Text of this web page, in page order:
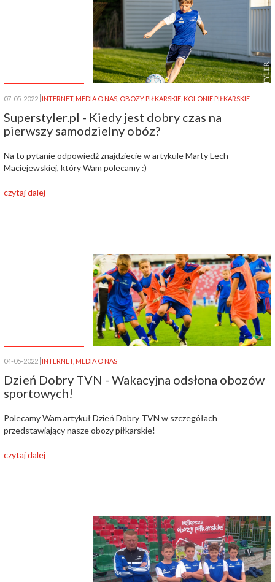
07-05-2022 INTERNET, MEDIA O NAS OBOZY PIŁKARSKIE KOLONIE PIŁKARSKIE
Superstyler.pl - Kiedy jest dobry czas na
pierwszy samodzielny obóz?
Na to pytanie odpowiedź znajdziecie w artykule Marty Lech
Maciejewskiej, który Wam polecamy :)
czytaj dalej
04-05-2022 INTERNET, MEDIA O NAS
Dzień Dobry TVN - Wakacyjna odsłona obozów
sportowych!
Polecamy Wam artykuł Dzień Dobry TVN w szczegółach
przedstawiający nasze obozy piłkarskie!
czytaj dalej